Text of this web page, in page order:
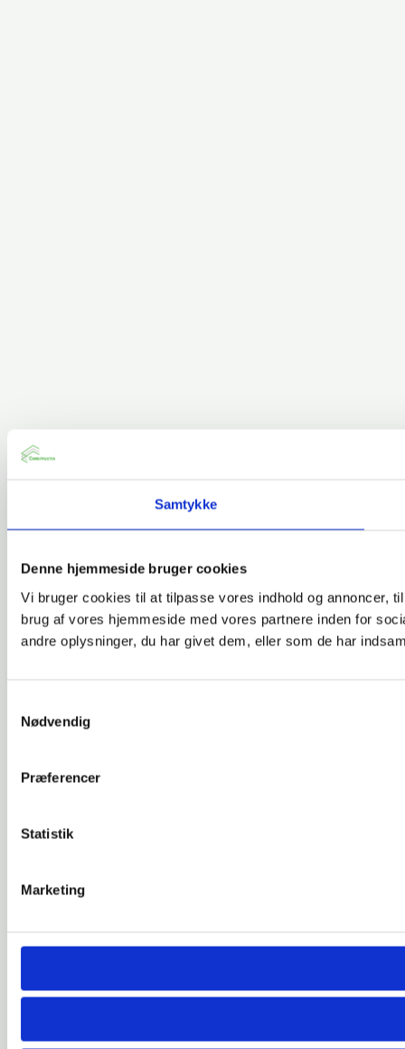
Samtykke
Denne hjemmeside bruger cookies
Vi bruger cookies til at tilpasse vores indhold og annoncer,
brug af vores hjemmeside med vores partnere inden for
andre oplysninger, du har givet dem, eller som de har
Nødvendig
Præferencer
Statistik
Marketing